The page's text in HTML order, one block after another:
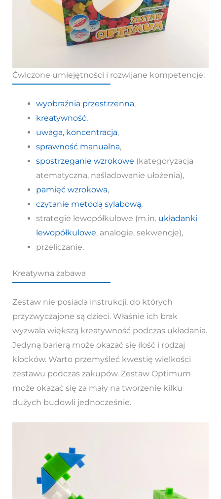
Ćwiczone umiejętności i rozwijane kompetencje:
wyobraźnia przestrzenna,
kreatywność,
uwaga, koncentracja,
sprawność manualna,
spostrzeganie wzrokowe (kategoryzacja
atematyczna, naśladowanie ułożenia),
pamięć wzrokowa,
czytanie metodą sylabową,
strategie lewopółkulowe (m.in. układanki
lewopółkulowe, analogie, sekwencje),
przeliczanie.
Kreatywna zabawa
Zestaw nie posiada instrukcji, do których
przyzwyczajone są dzieci. Właśnie ich brak
wyzwala większą kreatywność podczas układania.
Jedyną barierą może okazać się ilość i rodzaj
klocków. Warto przemyśleć kwestię wielkości
zestawu podczas zakupów. Zestaw Optimum
może okazać się za mały na tworzenie kilku
dużych budowli jednocześnie.